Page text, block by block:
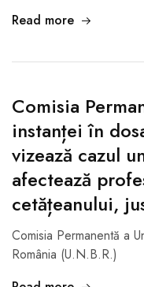
Read more
Comisia
instanței în
vizează cazul
afectează
cetățeanului,
Comisia Permanentă a
România (U.N.B.R.)